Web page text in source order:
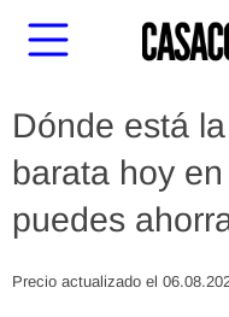
Dónde está
barata hoy
puedes
Precio actualizado el